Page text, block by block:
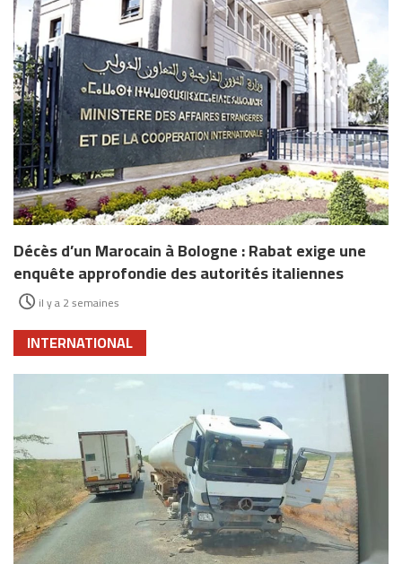
Décès d’un Marocain à Bologne : Rabat exige une
enquête approfondie des autorités italiennes
il y a 2 semaines
INTERNATIONAL